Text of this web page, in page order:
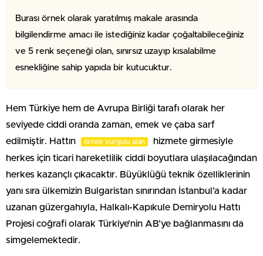
Burası örnek olarak yaratılmış makale arasında
bilgilendirme amacı ile istediğiniz kadar çoğaltabileceğiniz
ve 5 renk seçeneği olan, sınırsız uzayıp kısalabilme
esnekliğine sahip yapıda bir kutucuktur.
Hem Türkiye hem de Avrupa Birliği tarafı olarak her
seviyede ciddi oranda zaman, emek ve çaba sarf
edilmiştir. Hattın
örnek vurgulu alan
hizmete girmesiyle
herkes için ticari hareketlilik ciddi boyutlara ulaşılacağından
herkes kazançlı çıkacaktır. Büyüklüğü teknik özelliklerinin
yanı sıra ülkemizin Bulgaristan sınırından İstanbul’a kadar
uzanan güzergahıyla, Halkalı-Kapıkule Demiryolu Hattı
Projesi coğrafi olarak Türkiye’nin AB’ye bağlanmasını da
simgelemektedir.